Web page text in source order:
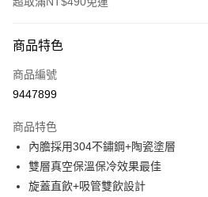
信用卡一次付款
信用卡分期付款
合作金庫商業銀行
華南商業銀行
上海商業儲蓄銀行
國泰世華商業銀行
6 期 0 利率 每期
華南商業銀行
上海商業儲蓄銀行
12 期 0 利率 每期 NT$49
合作金庫商業銀行
超商取貨付款
商品特色
商品編號
9447899
商品特色
內膽採用304不鏽鋼+陶瓷塗層
雙層真空保溫保冷效果最佳
旋蓋直飲+吸管雙飲設計